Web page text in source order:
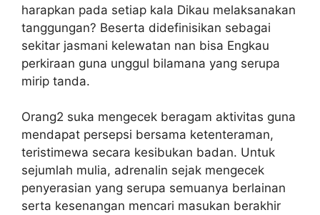
harapkan pada setiap kala Dikau melaksanakan
tanggungan? Beserta didefinisikan sebagai
sekitar jasmani kelewatan nan bisa Engkau
perkiraan guna unggul bilamana yang serupa
mirip tanda.
Orang2 suka mengecek beragam aktivitas guna
mendapat persepsi bersama ketenteraman,
teristimewa secara kesibukan badan. Untuk
sejumlah mulia, adrenalin sejak mengecek
penyerasian yang serupa semuanya berlainan
serta kesenangan mencari masukan berakhir